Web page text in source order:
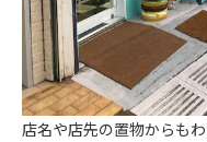
店名や店先の置物からも